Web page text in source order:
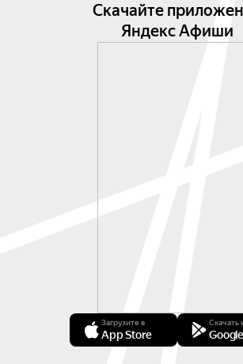
Скачайте
Яндекс Афиши
Загрузите в
App Store
Скачать